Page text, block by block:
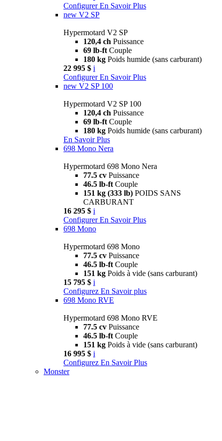
Configurer En Savoir Plus
new V2 SP
Hypermotard V2 SP
120,4 ch Puissance
69 lb-ft Couple
180 kg Poids humide (sans carburant)
22 995 $ i
Configurer En Savoir Plus
new V2 SP 100
Hypermotard V2 SP 100
120,4 ch Puissance
69 lb-ft Couple
180 kg Poids humide (sans carburant)
En Savoir Plus
698 Mono Nera
Hypermotard 698 Mono Nera
77.5 cv Puissance
46.5 lb-ft Couple
151 kg (333 lb) POIDS SANS
CARBURANT
16 295 $ i
Configurer En Savoir Plus
698 Mono
Hypermotard 698 Mono
77.5 cv Puissance
46.5 lb-ft Couple
151 kg Poids à vide (sans carburant)
15 795 $ i
Configurez En Savoir plus
698 Mono RVE
Hypermotard 698 Mono RVE
77.5 cv Puissance
46.5 lb-ft Couple
151 kg Poids à vide (sans carburant)
16 995 $ i
Configurez En Savoir Plus
Monster